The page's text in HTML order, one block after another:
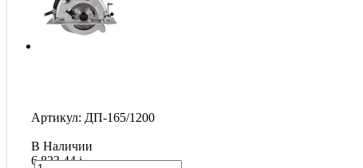
Артикул: ДП-165/1200
В Наличии
6 823.44i